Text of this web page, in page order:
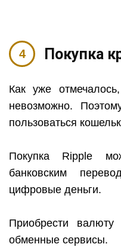
Покупка
Как уже
невозможно.
пользоваться
Покупка Ripple
банковским
цифровые деньги.
Приобрести
обменные сервисы.